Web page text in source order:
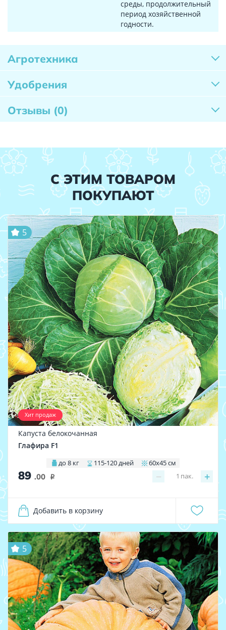
среды, продолжительный
период хозяйственной
годности.
Агротехника
Удобрения
Отзывы (0)
С ЭТИМ ТОВАРОМ
ПОКУПАЮТ
Хит продаж
5
Капуста белокочанная
Глафира F1
до 8 кг 115-120 дней 60х45 см
89 .00 i − +
1 пак.
Добавить в корзину
5